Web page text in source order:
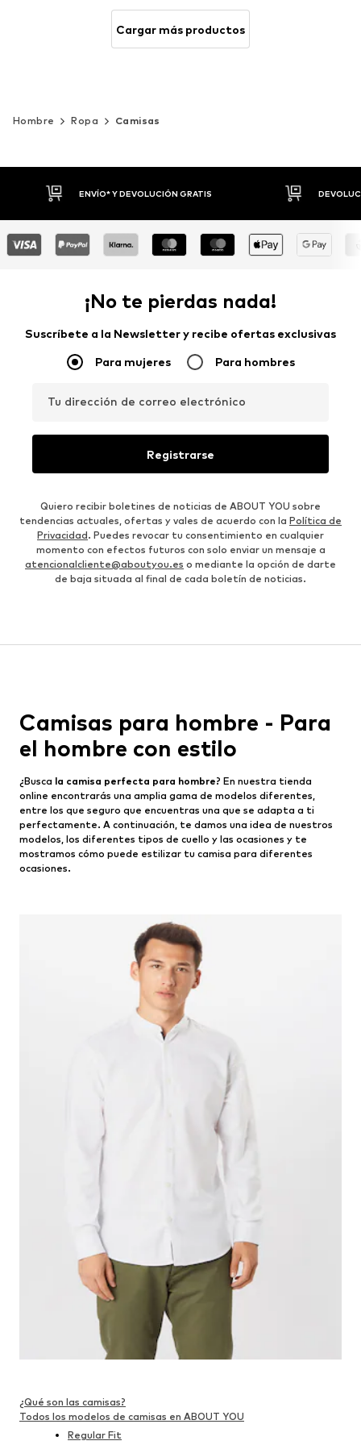
Cargar más productos
Hombre Ropa Camisas
DEVOLUCIONES HASTA 30 DÍAS
¡No te pierdas nada!
Suscríbete a la Newsletter y recibe ofertas exclusivas
Para mujeres Para hombres
Tu dirección de correo electrónico
Registrarse
Quiero recibir boletines de noticias de ABOUT YOU sobre
tendencias actuales, ofertas y vales de acuerdo con la Política de
Privacidad. Puedes revocar tu consentimiento en cualquier
momento con efectos futuros con solo enviar un mensaje a
atencionalcliente@aboutyou.es o mediante la opción de darte
de baja situada al final de cada boletín de noticias.
Camisas para hombre - Para
el hombre con estilo
¿Busca la camisa perfecta para hombre? En nuestra tienda
online encontrarás una amplia gama de modelos diferentes,
entre los que seguro que encuentras una que se adapta a ti
perfectamente. A continuación, te damos una idea de nuestros
modelos, los diferentes tipos de cuello y las ocasiones y te
mostramos cómo puede estilizar tu camisa para diferentes
ocasiones.
¿Qué son las camisas?
Todos los modelos de camisas en ABOUT YOU
Regular Fit